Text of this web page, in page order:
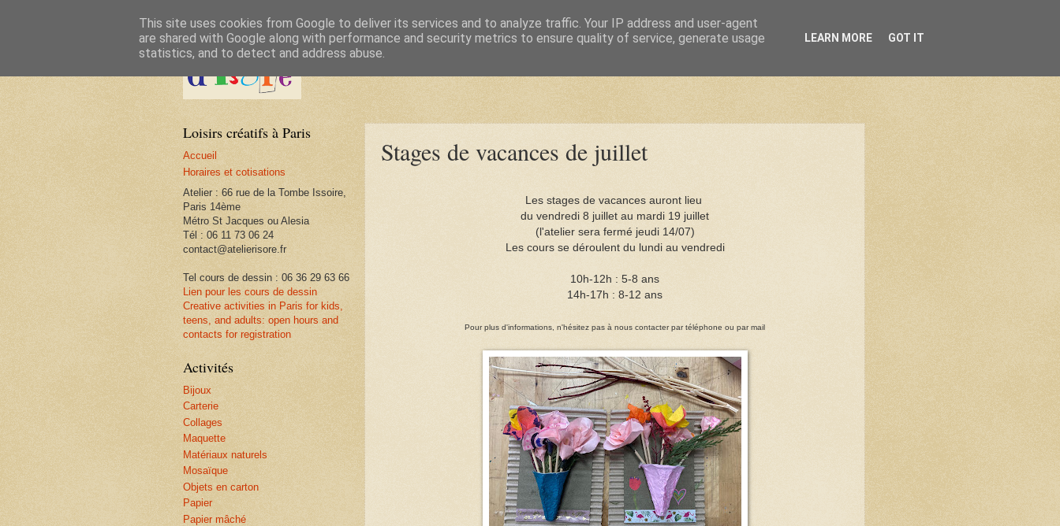
Stages de vacances de juillet
Les stages de vacances auront lieu
du vendredi 8 juillet au mardi 19 juillet
(l'atelier sera fermé jeudi 14/07)
Les cours se déroulent du lundi au vendredi
10h-12h : 5-8 ans
14h-17h : 8-12 ans
Pour plus d'informations, n'hésitez pas à nous contacter par téléphone ou par mail
Loisirs créatifs à Paris
Accueil
Horaires et cotisations
Atelier : 66 rue de la Tombe Issoire,
Paris 14ème
Métro St Jacques ou Alesia
Tél : 06 11 73 06 24
contact@atelierisore.fr
Tel cours de dessin : 06 36 29 63 66
Lien pour les cours de dessin
Creative activities in Paris for kids,
teens, and adults: open hours and
contacts for registration
Activités
Bijoux
Carterie
Collages
Maquette
Matériaux naturels
Mosaïque
Objets en carton
Papier
Papier mâché
This site uses cookies from Google to deliver its services and to analyze traffic. Your IP address and user-agent
are shared with Google along with performance and security metrics to ensure quality of service, generate usage
statistics, and to detect and address abuse.
LEARN MORE GOT IT